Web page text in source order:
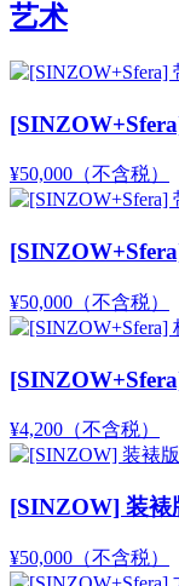
艺术
¥50,000 （不含税）
¥50,000 （不含税）
¥4,200 （不含税）
[SINZOW] 装裱
¥50,000 （不含税）